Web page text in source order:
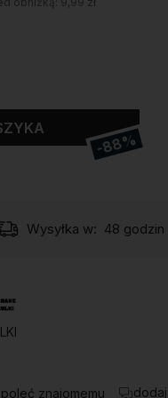
-88%
Wysyłka w: 48 godzin
poleć znajomemu